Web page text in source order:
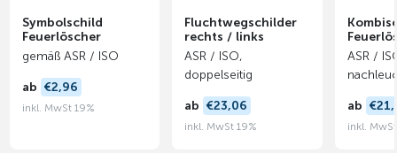
Symbolschild
Feuerlöscher
gemäß ASR / ISO
ab €2,96
inkl. MwSt 19%
Fluchtwegschilder
rechts / links
ASR / ISO,
doppelseitig
ab €23,06
inkl. MwSt 19%
ASR /
ab
inkl.